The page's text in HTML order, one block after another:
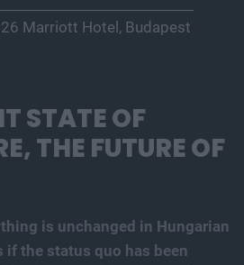
Marriott Hotel, Budapest
STATE OF
THE FUTURE OF
is unchanged in Hungarian
if the status quo has been